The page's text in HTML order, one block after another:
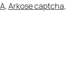
,Arkose captcha,